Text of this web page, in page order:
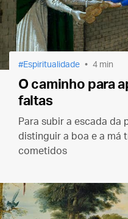
Espiritualidade 4 min
O caminho para
faltas
Para subir a escada da
distinguir a boa e a má
cometidos